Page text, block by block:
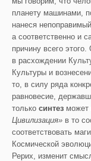
планету машинами,
нанеся
а соответственно и
причину всего
в расхождении
Культуры и
то, в силу ряда
равновесие,
только синтез может
Цивилизация» в то
соответствовать
Космической
Рерих, изменит